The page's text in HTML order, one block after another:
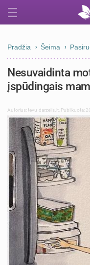
Pradžia Šeima
Nesuvaidinta
įspūdingais
Autorius:tevu-darzelis.lt Publikuota: